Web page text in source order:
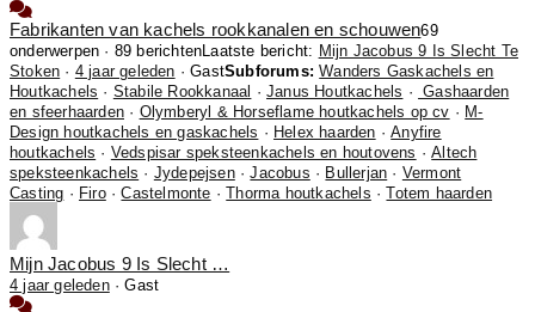
Fabrikanten van kachels rookkanalen en schouwen69
onderwerpen · 89 berichten Laatste bericht: Mijn Jacobus 9 Is Slecht Te
Stoken · 4 jaar geleden · GastSubforums: Wanders Gaskachels en
Houtkachels · Stabile Rookkanaal ·Janus Houtkachels ·
Gashaarden
en sfeerhaarden · Olymberyl & Horseflame houtkachels op cv · M-
Design houtkachels en gaskachels · Helex haarden ·Anyfire
houtkachels · Vedspisar speksteenkachels en houtovens ·Altech
speksteenkachels · Jydepejsen·Jacobus · Bullerjan · Vermont
Casting · Firo·Castelmonte ·Thorma houtkachels ·Totem haarden
Mijn Jacobus 9 Is Slecht …
4 jaar geleden·Gast